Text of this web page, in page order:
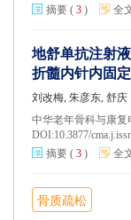
摘要 ( 3 ) 全
地舒单抗注射
折髓内针内固
刘改梅, 朱彦东, 舒庆
中华老年骨科与康复
DOI:10.3877/
摘要 ( 3 ) 全
骨质疏松